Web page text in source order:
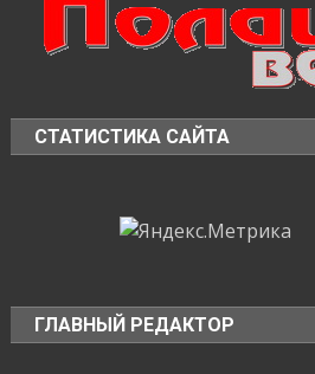
СТАТИСТИКА САЙТА
ГЛАВНЫЙ РЕДАКТОР